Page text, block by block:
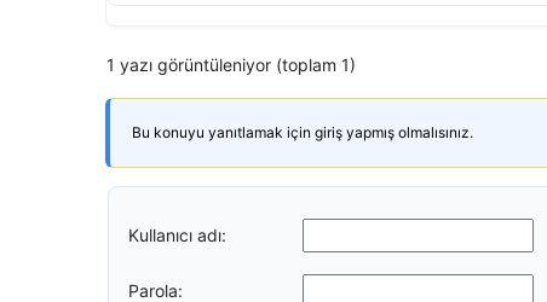
1 yazı görüntüleniyor (toplam 1)
Bu konuyu yanıtlamak için giriş yapmış olmalısınız.
Kullanıcı adı:
Parola: